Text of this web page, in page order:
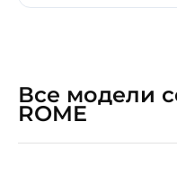
Все модели
ROME